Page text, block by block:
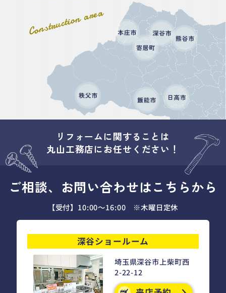
Construction area
リフォームに関することは
丸山工務店にお任せください！
ご相談、お問い合わせはこちらから
【受付】10:00～16:00 ※木曜日定休
深谷ショールーム
埼玉県深谷市上柴町西
2-22-12